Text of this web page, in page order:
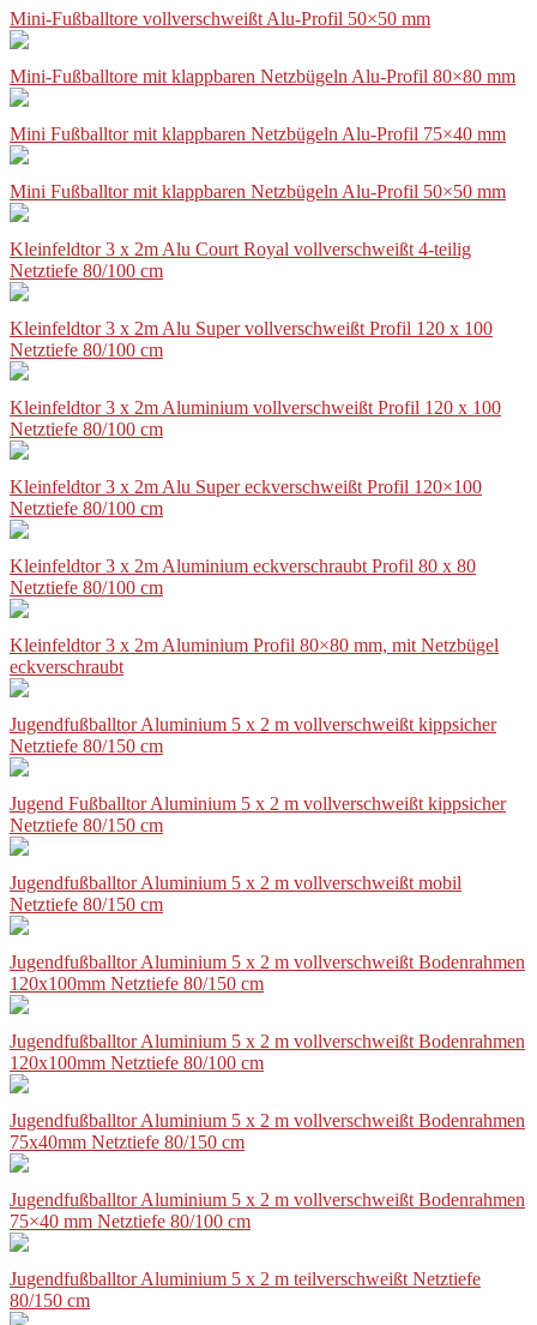
Mini-Fußballtore vollverschweißt Alu-Profil 50×50 mm
Mini-Fußballtore mit klappbaren Netzbügeln Alu-Profil 80×80 mm
Mini Fußballtor mit klappbaren Netzbügeln Alu-Profil 75×40 mm
Mini Fußballtor mit klappbaren Netzbügeln Alu-Profil 50×50 mm
Kleinfeldtor 3 x 2m Alu Court Royal vollverschweißt 4-teilig
Netztiefe 80/100 cm
Kleinfeldtor 3 x 2m Alu Super vollverschweißt Profil 120 x 100
Netztiefe 80/100 cm
Kleinfeldtor 3 x 2m Aluminium vollverschweißt Profil 120 x 100
Netztiefe 80/100 cm
Kleinfeldtor 3 x 2m Alu Super eckverschweißt Profil 120×100
Netztiefe 80/100 cm
Kleinfeldtor 3 x 2m Aluminium eckverschraubt Profil 80 x 80
Netztiefe 80/100 cm
Kleinfeldtor 3 x 2m Aluminium Profil 80×80 mm, mit Netzbügel
eckverschraubt
Jugendfußballtor Aluminium 5 x 2 m vollverschweißt kippsicher
Netztiefe 80/150 cm
Jugend Fußballtor Aluminium 5 x 2 m vollverschweißt kippsicher
Netztiefe 80/150 cm
Jugendfußballtor Aluminium 5 x 2 m vollverschweißt mobil
Netztiefe 80/150 cm
Jugendfußballtor Aluminium 5 x 2 m vollverschweißt Bodenrahmen
120x100mm Netztiefe 80/150 cm
Jugendfußballtor Aluminium 5 x 2 m vollverschweißt Bodenrahmen
120x100mm Netztiefe 80/100 cm
Jugendfußballtor Aluminium 5 x 2 m vollverschweißt Bodenrahmen
75x40mm Netztiefe 80/150 cm
Jugendfußballtor Aluminium 5 x 2 m vollverschweißt Bodenrahmen
75×40 mm Netztiefe 80/100 cm
Jugendfußballtor Aluminium 5 x 2 m teilverschweißt Netztiefe
80/150 cm